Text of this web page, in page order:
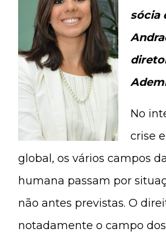
sócia
No
crise
global, os vários campos
humana passam por
não antes previstas. O
notadamente o campo